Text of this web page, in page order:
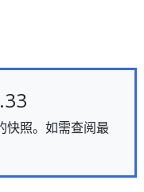
快照。如需查阅最